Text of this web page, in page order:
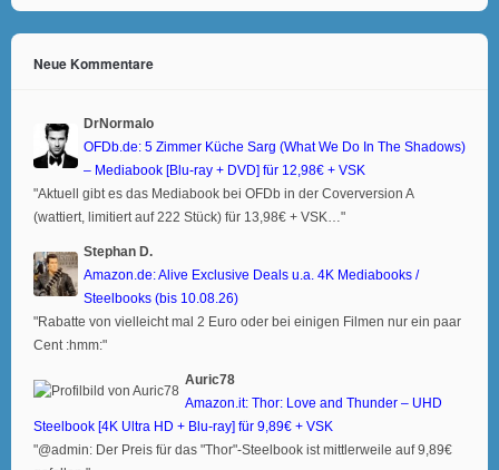
Neue Kommentare
DrNormalo
OFDb.de: 5 Zimmer Küche Sarg (What We Do In The Shadows)
– Mediabook [Blu-ray + DVD] für 12,98€ + VSK
"Aktuell gibt es das Mediabook bei OFDb in der Coverversion A
(wattiert, limitiert auf 222 Stück) für 13,98€ + VSK…"
Stephan D.
Amazon.de: Alive Exclusive Deals u.a. 4K Mediabooks /
Steelbooks (bis 10.08.26)
"Rabatte von vielleicht mal 2 Euro oder bei einigen Filmen nur ein paar
Cent :hmm:"
Auric78
Amazon.it: Thor: Love and Thunder – UHD
Steelbook [4K Ultra HD + Blu-ray] für 9,89€ + VSK
"@admin: Der Preis für das "Thor"-Steelbook ist mittlerweile auf 9,89€